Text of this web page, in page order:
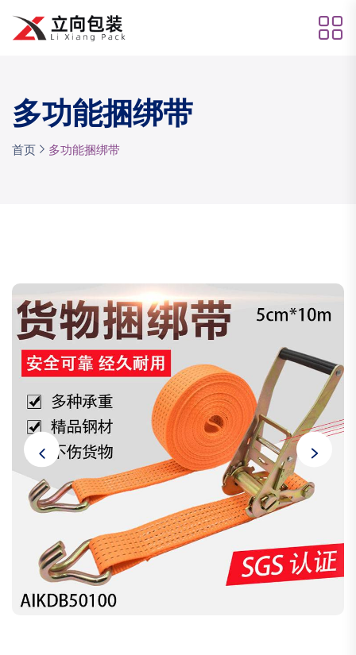
多功能捆绑带
首页 多功能捆绑带